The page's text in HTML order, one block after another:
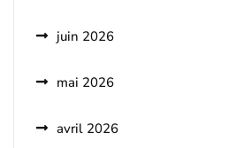
juin 2026
mai 2026
avril 2026